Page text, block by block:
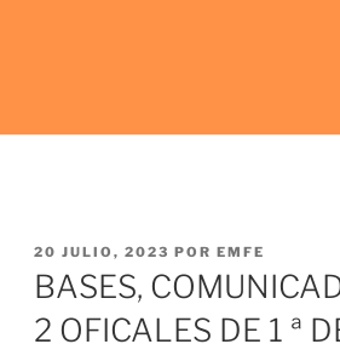
PUBLICADO
EL
20 JULIO, 2023 POR EMFE
BASES,
2 OFICALES DE 1 ª